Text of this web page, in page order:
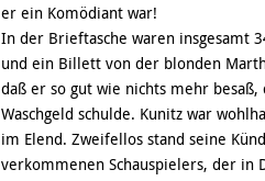
er ein Komödiant war!
In der Brieftasche waren insgesamt
und ein Billett von der blonden
daß er so gut wie nichts mehr
Waschgeld schulde. Kunitz war
im Elend. Zweifellos stand seine
verkommenen Schauspielers, der in